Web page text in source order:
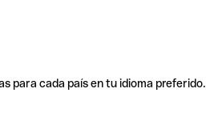
para cada país en tu idioma preferido.